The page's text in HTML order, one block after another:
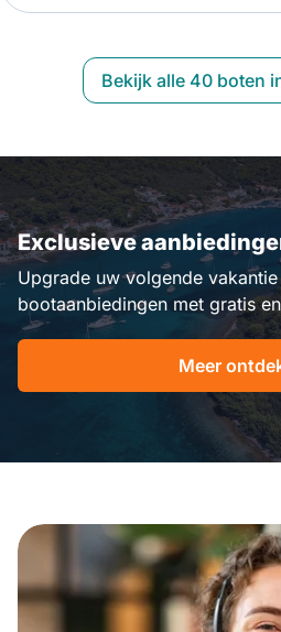
Bekijk alle 40 boten
Exclusieve
Upgrade uw volgende
bootaanbiedingen met gratis
Meer